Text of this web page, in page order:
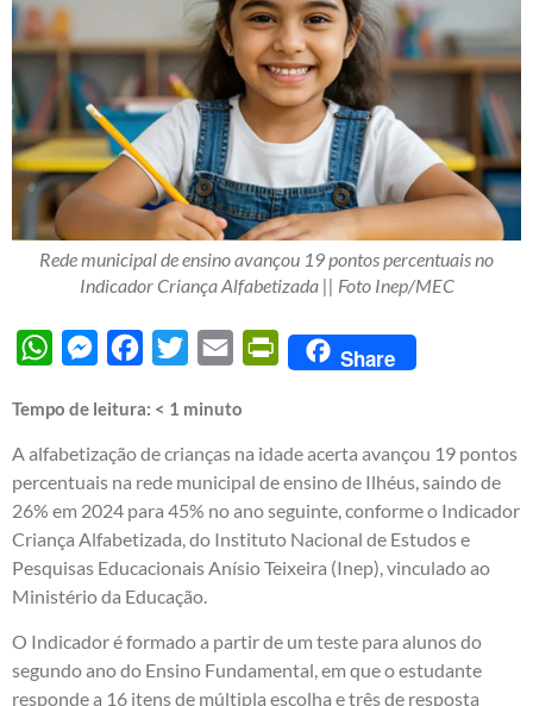
Rede municipal de ensino avançou 19 pontos percentuais no
Indicador Criança Alfabetizada || Foto Inep/MEC
WhatsAppMessengerFacebook
Twitter Email PrintFriendly
Share
Tempo de leitura: < 1 minuto
A alfabetização de crianças na idade acerta avançou 19 pontos
percentuais na rede municipal de ensino de Ilhéus, saindo de
26% em 2024 para 45% no ano seguinte, conforme o Indicador
Criança Alfabetizada, do Instituto Nacional de Estudos e
Pesquisas Educacionais Anísio Teixeira (Inep), vinculado ao
Ministério da Educação.
O Indicador é formado a partir de um teste para alunos do
segundo ano do Ensino Fundamental, em que o estudante
responde a 16 itens de múltipla escolha e três de resposta